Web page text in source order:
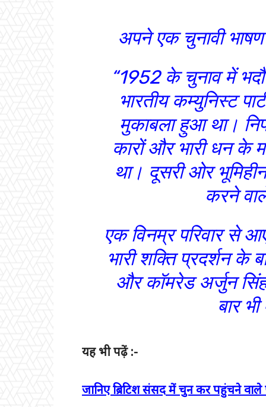
अपने एक चुनावी
“1952 के चुनाव में
भारतीय कम्युनिस्ट
मुकाबला हुआ था।
कारों और भारी धन के
था। दूसरी ओर
करने
एक विनम्र परिवार से
भारी शक्ति प्रदर्शन के
और कॉमरेड अर्जुन
बार
यह भी पढ़ें :-
जानिए ब्रिटिश संसद में चुन कर पहुंचने